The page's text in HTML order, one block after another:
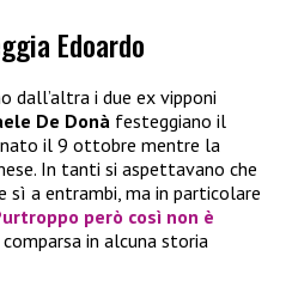
Edoardo
dall’altra i due ex vipponi
De Donà festeggiano il
il 9 ottobre mentre la
In tanti si aspettavano che
sì a entrambi, ma in particolare
però così non è
in alcuna storia